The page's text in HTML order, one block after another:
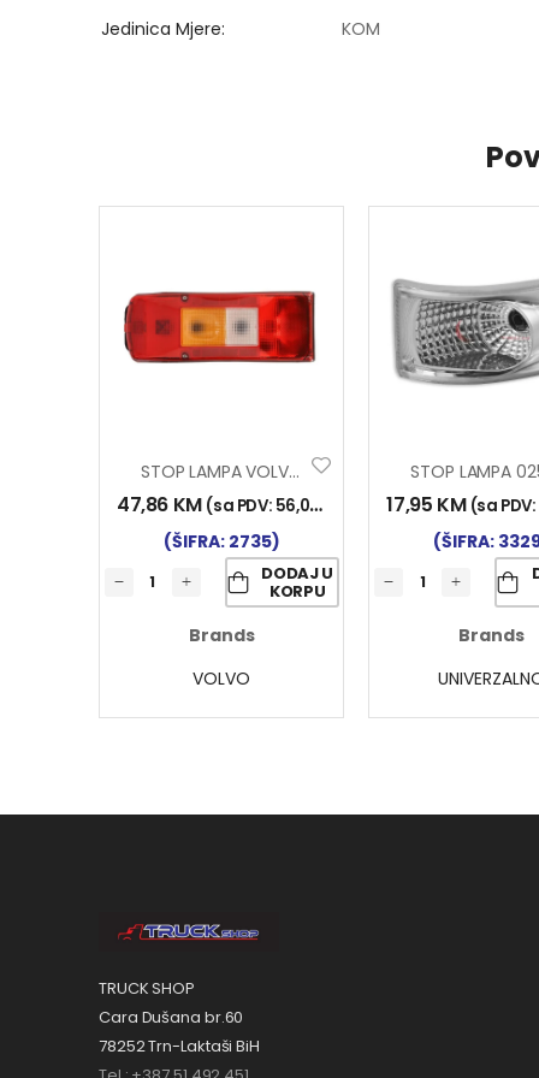
Jedinica Mjere KOM
STOP LAMPA VOLVO 2006
47,86 KM (sa PDV: 56,00
(ŠIFRA: 2735)
DODAJ U
KORPU
Brands
VOLVO
17,95 KM (sa PDV:
(ŠIFRA:
Brands
TRUCK SHOP
Cara Dušana br.60
78252 Trn-Laktaši BiH